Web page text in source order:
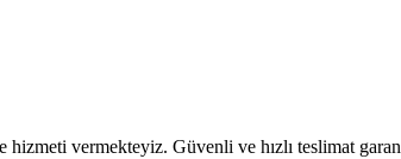
vermekteyiz. Güvenli ve hızlı teslimat